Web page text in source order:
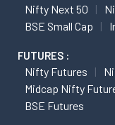
Nifty Next 50
BSE Small Cap
FUTURES :
Nifty Futures
Midcap Nifty
BSE Futures